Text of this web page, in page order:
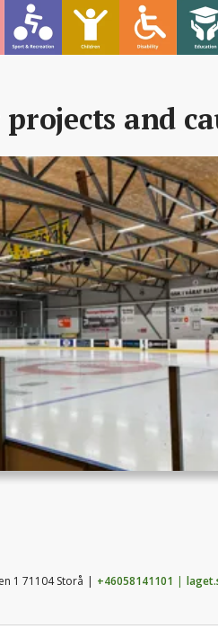
and
1 71104 Storå +46058141101